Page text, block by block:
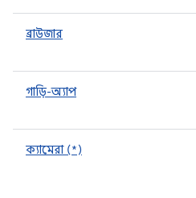
ব্রাউজার
গাড়ি-অ্যাপ
ক্যামেরা (*)